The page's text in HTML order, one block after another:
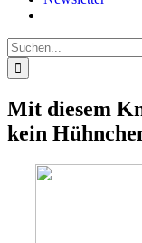
Suche
nach:
Mit diesem
kein